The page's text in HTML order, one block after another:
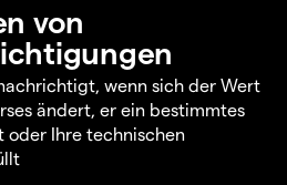
von
wenn sich der Wert
ändert, er ein bestimmtes
oder Ihre technischen